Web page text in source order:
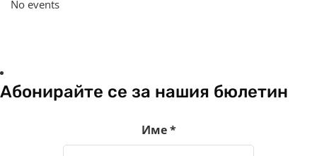
No events
Абонирайте се за нашия бюлетин
Име*